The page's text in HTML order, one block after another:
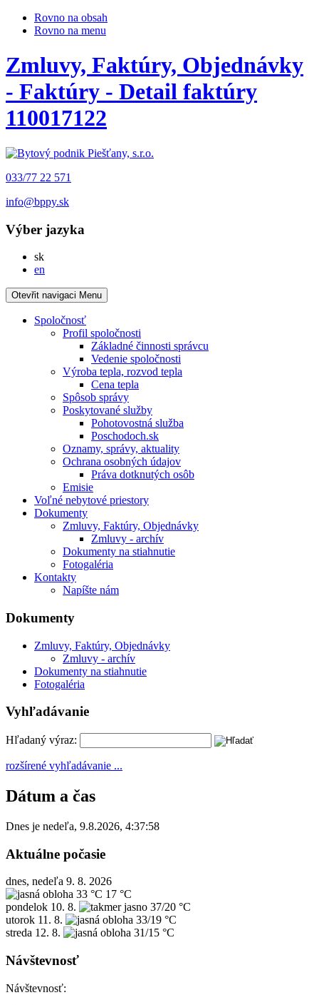
Rovno na obsah
Rovno na menu
Zmluvy, Faktúry, Objednávky
- Faktúry - Detail faktúry
110017122
033/77 22 571
info@bppy.sk
Výber jazyka
skSlovensky
en
Otevřit navigaci Menu
Spoločnosť
Profil spoločnosti
Základné činnosti správcu
Vedenie spoločnosti
Výroba tepla, rozvod tepla
Cena tepla
Spôsob správy
Poskytované služby
Pohotovostná služba
Poschodoch.sk
Oznamy, správy, aktuality
Ochrana osobných údajov
Práva dotknutých osôb
Emisie
Voľné nebytové priestory
Dokumenty
Zmluvy, Faktúry, Objednávky
Zmluvy - archív
Dokumenty na stiahnutie
Fotogaléria
Kontakty
Napíšte nám
Dokumenty
Zmluvy, Faktúry, Objednávky
Zmluvy - archív
Dokumenty na stiahnutie
Fotogaléria
Vyhľadávanie
Hľadaný výraz:
rozšírené vyhľadávanie ...
Dátum a čas
Dnes je nedeľa, 9.8.2026, 4:37:58
Aktuálne počasie
dnes, nedeľa 9. 8. 2026
33 °C 17 °C
pondelok 10. 8.
37/20 °C
utorok 11. 8.
33/19 °C
streda 12. 8. 31/15 °C
Návštevnosť
Návštevnosť: